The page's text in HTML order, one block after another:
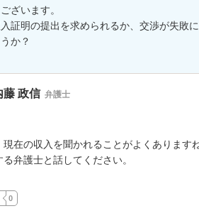
ざいます。
証明の提出を求められるか、交渉が失敗
か？
藤 政信 弁護士
在の収入を聞かれることがよくありますね
弁護士と話してください。
0